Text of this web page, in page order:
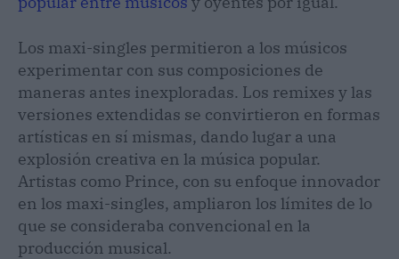
Los maxi-singles permitieron a los músicos
experimentar con sus composiciones de
maneras antes inexploradas. Los remixes y las
versiones extendidas se convirtieron en formas
artísticas en sí mismas, dando lugar a una
explosión creativa en la música popular.
Artistas como Prince, con su enfoque innovador
en los maxi-singles, ampliaron los límites de lo
que se consideraba convencional en la
producción musical.